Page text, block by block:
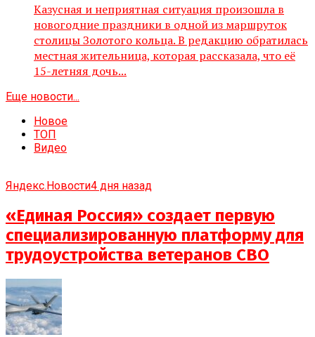
Казусная и неприятная ситуация произошла в
новогодние праздники в одной из маршруток
столицы Золотого кольца. В редакцию обратилась
местная жительница, которая рассказала, что её
15-летняя дочь...
Еще новости...
Новое
ТОП
Видео
Яндекс.Новости4 дня назад
«Единая Россия» создает первую
специализированную платформу для
трудоустройства ветеранов СВО